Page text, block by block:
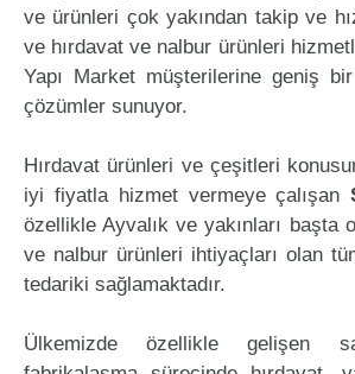
ve ürünleri çok yakından takip ve
ve hırdavat ve nalbur ürünleri
Yapı Market müşterilerine geniş
çözümler sunuyor.
Hırdavat ürünleri ve çeşitleri
iyi fiyatla hizmet vermeye çalışan
özellikle Ayvalık ve yakınları başta
ve nalbur ürünleri ihtiyaçları olan
tedariki sağlamaktadır.
Ülkemizde özellikle gelişen